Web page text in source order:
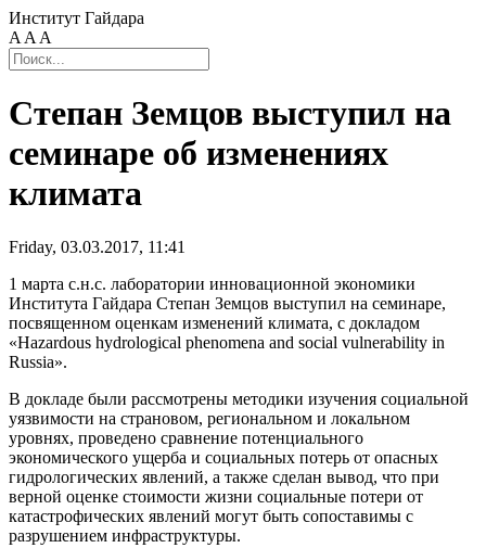
Институт Гайдара
A A A
Степан Земцов выступил на
семинаре об изменениях
климата
Friday, 03.03.2017, 11:41
1 марта с.н.с. лаборатории инновационной экономики
Института Гайдара Степан Земцов выступил на семинаре,
посвященном оценкам изменений климата, с докладом
«Hazardous hydrological phenomena and social vulnerability in
Russia».
В докладе были рассмотрены методики изучения социальной
уязвимости на страновом, региональном и локальном
уровнях, проведено сравнение потенциального
экономического ущерба и социальных потерь от опасных
гидрологических явлений, а также сделан вывод, что при
верной оценке стоимости жизни социальные потери от
катастрофических явлений могут быть сопоставимы с
разрушением инфраструктуры.